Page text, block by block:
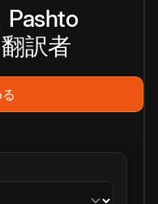
Pashto
翻訳者